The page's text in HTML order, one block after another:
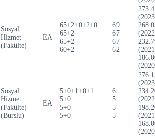
Sosyal
Hizmet
(Fakülte)
EA
65+2+0+2+0
65+2
65+2
60+2
69
67
67
62
Sosyal
Hizmet
(Fakülte)
(Burslu)
EA
5+0+1+0+1
5+0
5+0
5+0
6
5
5
5